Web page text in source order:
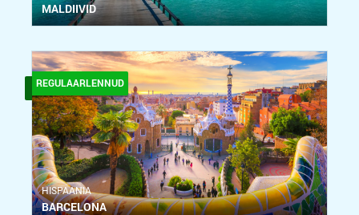
MALDIIVID
REGULAARLENNUD
HISPAANIA
BARCELONA